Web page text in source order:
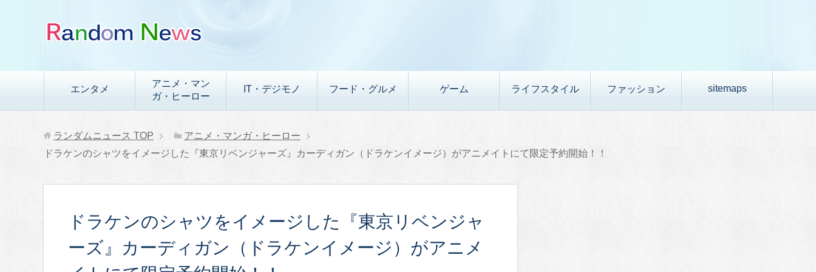
エンタメ
アニメ・マン
ガ・ヒーロー
IT・デジモノ フード・グルメ ゲーム ライフスタイル ファッション sitemaps
ランダムニュース TOP
アニメ・マンガ・ヒーロー
ドラケンのシャツをイメージした『東京リベンジャーズ』カーディガン（ドラケンイメージ）がアニメイトにて限定予約開始！！
ドラケンのシャツをイメージした『東京リベンジャ
ーズ』カーディガン（ドラケンイメージ）がアニメ